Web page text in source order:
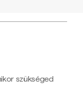
szükséged